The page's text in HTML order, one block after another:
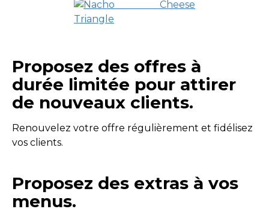
Proposez des offres à
durée limitée pour attirer
de nouveaux clients.
Renouvelez votre offre régulièrement et fidélisez
vos clients.
Proposez des extras à vos
menus.